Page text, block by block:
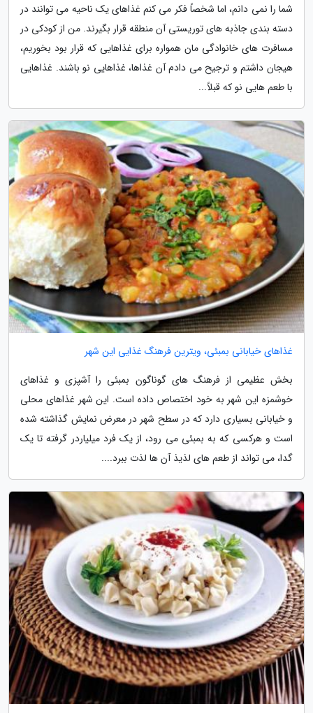
شما را نمی دانم، اما شخصاً فکر می کنم غذاهای یک ناحیه می توانند در
دسته بندی جاذبه های توریستی آن منطقه قرار بگیرند. من از کودکی در
مسافرت های خانوادگی مان همواره برای غذاهایی که قرار بود بخوریم،
هیجان داشتم و ترجیح می دادم آن غذاها، غذاهایی نو باشند. غذاهایی
با طعم هایی نو که قبلاً...
غذاهای خیابانی بمبئی، ویترین فرهنگ غذایی این شهر
بخش عظیمی از فرهنگ های گوناگون بمبئی را آشپزی و غذاهای
خوشمزه این شهر به خود اختصاص داده است. این شهر غذاهای محلی
و خیابانی بسیاری دارد که در سطح شهر در معرض نمایش گذاشته شده
است و هرکسی که به بمبئی می رود، از یک فرد میلیاردر گرفته تا یک
گدا، می تواند از طعم های لذیذ آن ها لذت ببرد....